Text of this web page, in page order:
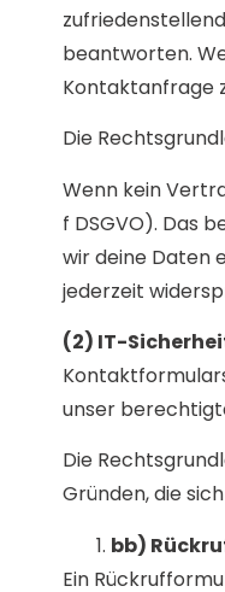
beantworten.
Kontaktanfrage
Die
Wenn kein
f DSGVO). Das
wir deine Daten
jederzeit
(2) IT-
unser
Die
Gründen, die
bb)
Ein